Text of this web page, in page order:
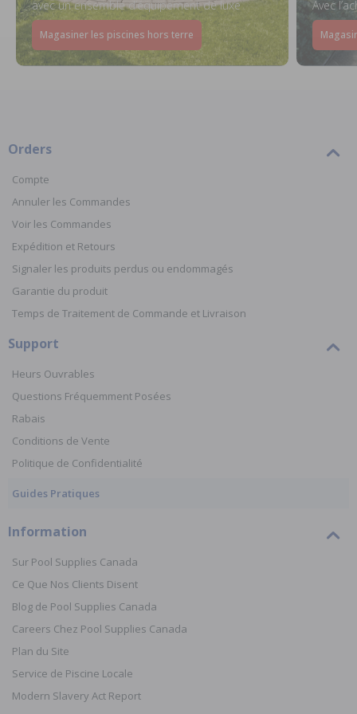
avec un ensemble d’équipement de luxe
Magasiner les piscines hors terre
Avec
Orders
Compte
Annuler les Commandes
Voir les Commandes
Expédition et Retours
Signaler les produits perdus ou endommagés
Garantie du produit
Temps de Traitement de Commande et Livraison
Support
Heurs Ouvrables
Questions Fréquemment Posées
Rabais
Conditions de Vente
Politique de Confidentialité
Guides Pratiques
Information
Sur Pool Supplies Canada
Ce Que Nos Clients Disent
Blog de Pool Supplies Canada
Careers Chez Pool Supplies Canada
Plan du Site
Service de Piscine Locale
Modern Slavery Act Report